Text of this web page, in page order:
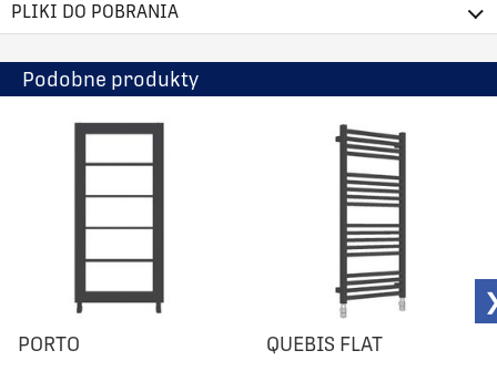
PLIKI DO POBRANIA
Podobne produkty
PORTO QUEBIS FLAT